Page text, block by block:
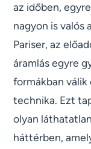
az időben,
nagyon is valós
Pariser, az
áramlás egyre
formákban
technika. Ezt
olyan
háttérben,